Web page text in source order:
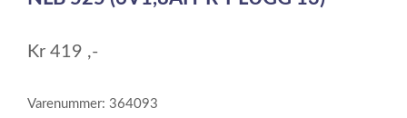
Kr 419 ,-
Varenummer: 364093